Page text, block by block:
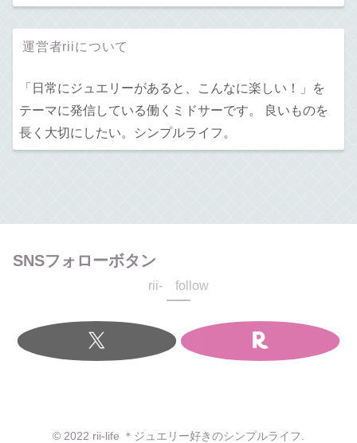
運営者riiについて
「日常にジュエリーがあると、こんなに楽しい！」を
テーマに発信している働くミドサーです。 良いものを
長く大切にしたい。シンプルライフ。
SNSフォローボタン
rii- follow
© 2022 rii-life ＊ジュエリー好きのシンプルライフ.